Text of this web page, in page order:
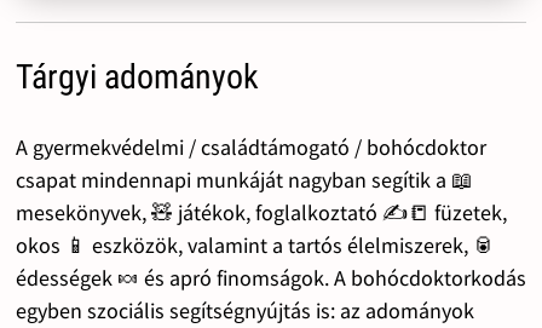
Tárgyi adományok
A gyermekvédelmi / családtámogató / bohócdoktor
csapat mindennapi munkáját nagyban segítik a 📖
mesekönyvek, 🧸 játékok, foglalkoztató ✍️📒 füzetek,
okos 📱 eszközök, valamint a tartós élelmiszerek, 🥫
édességek 🍬 és apró finomságok. A bohócdoktorkodás
egyben szociális segítségnyújtás is: az adományok